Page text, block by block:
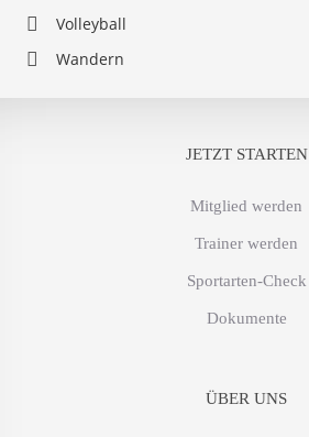
Volleyball
Wandern
JETZT STARTEN
Mitglied werden
Trainer werden
Sportarten-Check
Dokumente
ÜBER UNS